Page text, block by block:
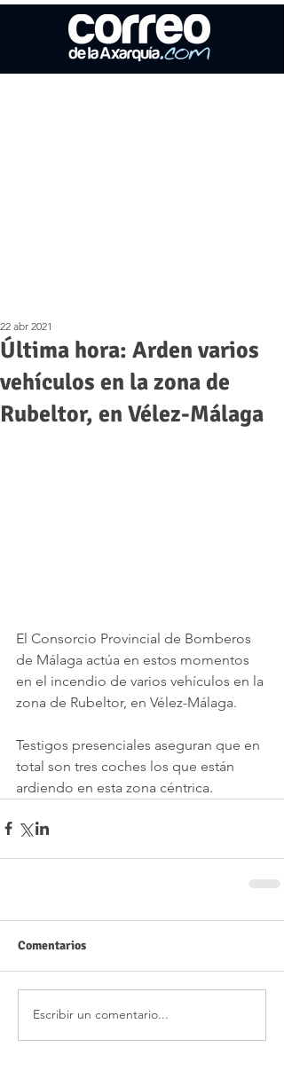
Última hora: Arden varios
vehículos en la zona de
Rubeltor, en Vélez-Málaga
22 abr 2021
El Consorcio Provincial de Bomberos
de Málaga actúa en estos momentos
en el incendio de varios vehículos en la
zona de Rubeltor, en Vélez-Málaga.
Testigos presenciales aseguran que en
total son tres coches los que están
ardiendo en esta zona céntrica.
Comentarios
Escribir un comentario...